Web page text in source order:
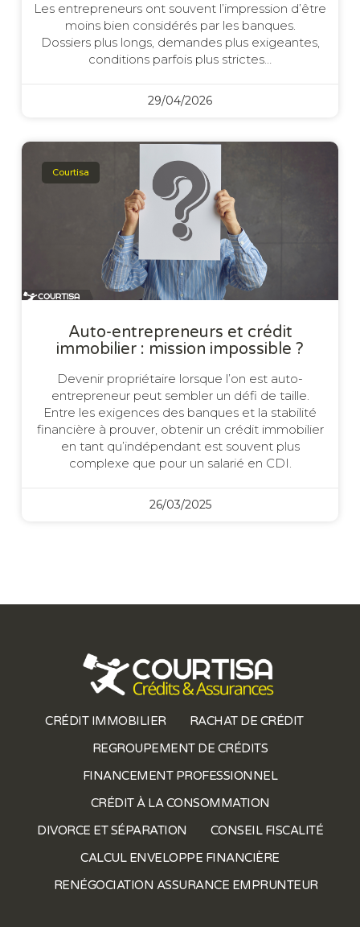
Les entrepreneurs ont souvent l’impression d’être
moins bien considérés par les banques.
Dossiers plus longs, demandes plus exigeantes,
conditions parfois plus strictes…
29/04/2026
Courtisa
Auto-entrepreneurs et crédit
immobilier : mission impossible ?
Devenir propriétaire lorsque l’on est auto-
entrepreneur peut sembler un défi de taille.
Entre les exigences des banques et la stabilité
financière à prouver, obtenir un crédit immobilier
en tant qu’indépendant est souvent plus
complexe que pour un salarié en CDI.
26/03/2025
CRÉDIT IMMOBILIER
RACHAT DE CRÉDIT
REGROUPEMENT DE CRÉDITS
FINANCEMENT PROFESSIONNEL
CRÉDIT À LA CONSOMMATION
DIVORCE ET SÉPARATION
CONSEIL FISCALITÉ
CALCUL ENVELOPPE FINANCIÈRE
RENÉGOCIATION ASSURANCE EMPRUNTEUR